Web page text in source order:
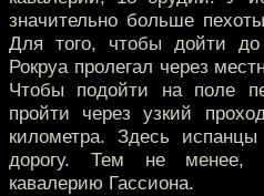
значительно больше
Для того, чтобы дойти до
Рокруа пролегал через
Чтобы подойти на поле
пройти через узкий
километра. Здесь испанцы
дорогу. Тем не менее,
кавалерию Гассиона.